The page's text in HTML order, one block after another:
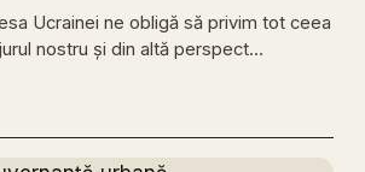
Ucrainei ne obligă să privim tot ceea
nostru și din altă perspect…